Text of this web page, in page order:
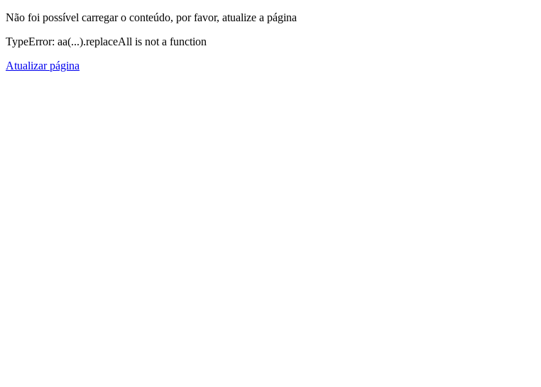
Não foi possível carregar o conteúdo, por favor, atualize a página
TypeError: aa(...).replaceAll is not a function
Atualizar página